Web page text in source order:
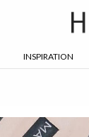
INSPIRATION